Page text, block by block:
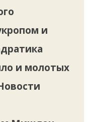
и
и молотых